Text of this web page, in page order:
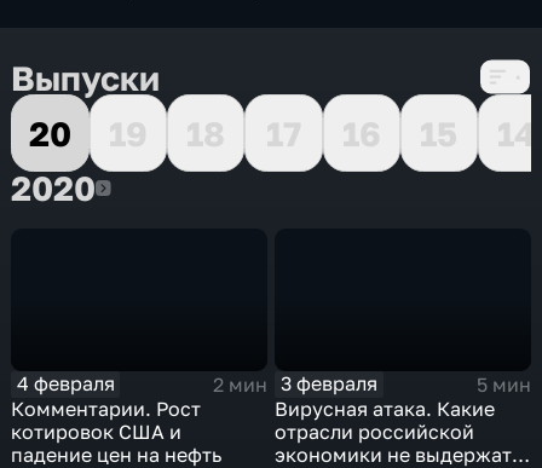
Выпуски
20
19 18 17 16 15
14
20202020
4 февраля
2 мин
Комментарии. Рост
котировок США и
падение цен на нефть
3 февраля
5 мин
Вирусная атака. Какие
отрасли российской
экономики не выдержат